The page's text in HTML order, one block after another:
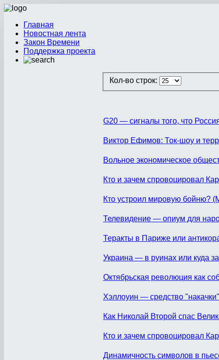
Главная
Новостная лента
Закон Времени
Поддержка проекта
Кол-во строк:
G20 — сигналы того, что
Виктор Ефимов: Ток-шоу и
Вольное экономическое
Кто и зачем спровоцировал
Кто устроил мировую бойню?
Телевидение — опиум для
Теракты в Париже или
Украина — в руинах или куда
Октябрьская революция как
Хэллоуин — средство
Как Николай Второй спас
Кто и зачем спровоцировал
Динамичность символов в